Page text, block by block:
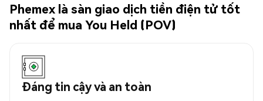
Phemex là sàn giao dịch tiền điện tử tốt
nhất để mua You Held (POV)
Đáng tin cậy và an toàn